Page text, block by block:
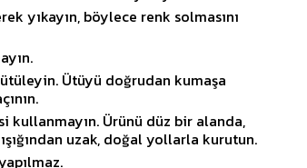
yıkayın, böylece renk solmasını
ütüleyin. Ütüyü doğrudan kumaşa
kullanmayın. Ürünü düz bir alanda,
uzak, doğal yollarla kurutun.